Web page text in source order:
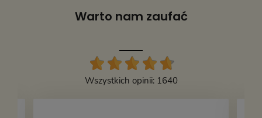
Warto nam zaufać
Wszystkich opinii: 1640